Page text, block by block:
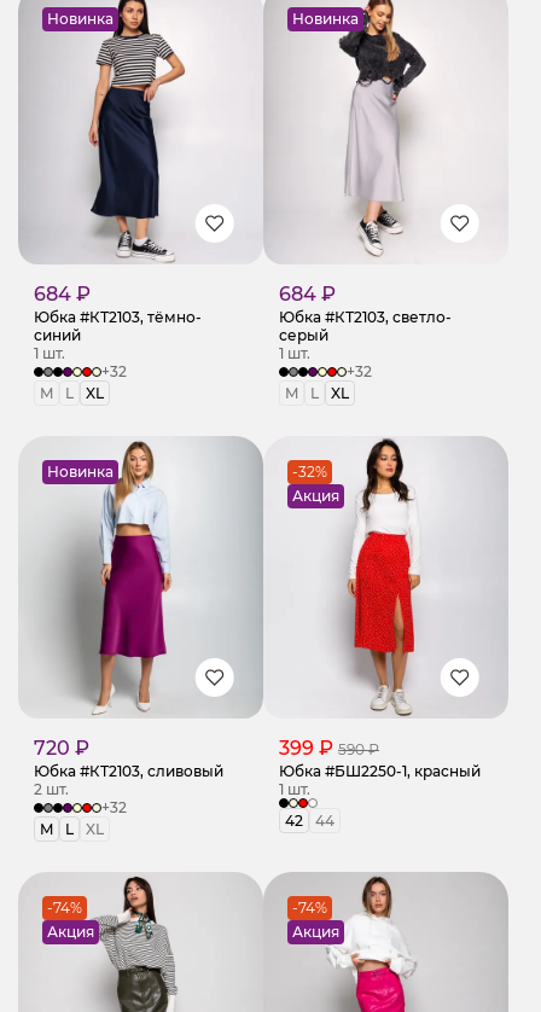
Новинка
684 ₽
Юбка #КТ2103, тёмно-
синий
1 шт.
+32
M
L XL
Новинка
684 ₽
Юбка #КТ2103, светло-
серый
1 шт.
+32
M
L XL
Новинка
720 ₽
Юбка #КТ2103, сливовый
2 шт.
+32
M
L XL
-32%
Акция
399 ₽ 590 ₽
Юбка #БШ2250-1, красный
1 шт.
42
44
-74%
Акция
-74%
Акция